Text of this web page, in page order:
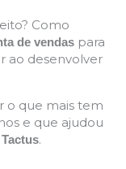
Como
de vendaspara
ao desenvolver
o que mais tem
e que ajudou
Tactus.